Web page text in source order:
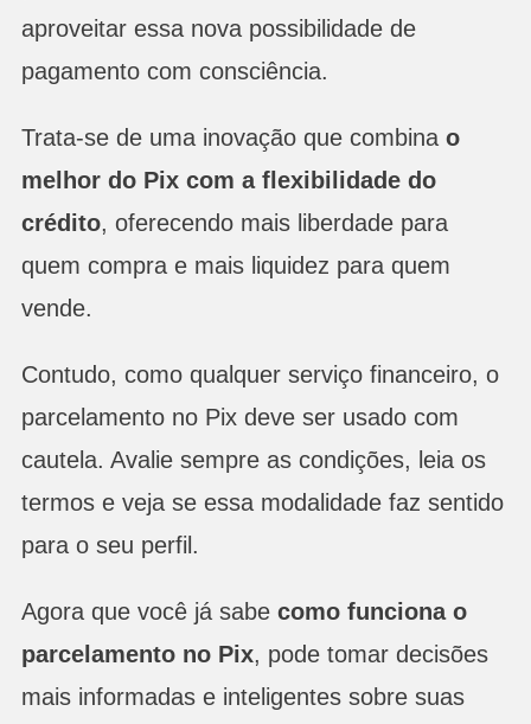
aproveitar essa nova possibilidade de
pagamento com consciência.
Trata-se de uma inovação que combina o
melhor do Pix com a flexibilidade do
crédito, oferecendo mais liberdade para
quem compra e mais liquidez para quem
vende.
Contudo, como qualquer serviço financeiro, o
parcelamento no Pix deve ser usado com
cautela. Avalie sempre as condições, leia os
termos e veja se essa modalidade faz sentido
para o seu perfil.
Agora que você já sabe como funciona o
parcelamento no Pix, pode tomar decisões
mais informadas e inteligentes sobre suas